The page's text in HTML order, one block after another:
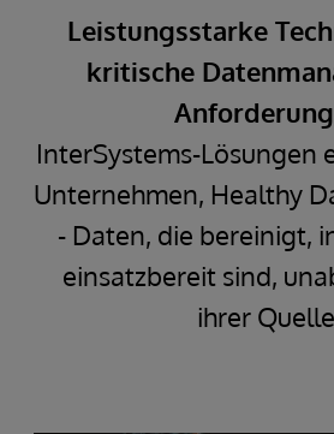
Leistungsstarke
kritische
InterSystems-Lösungen
Unternehmen, Healthy
- Daten, die bereinigt,
einsatzbereit sind,
ihrer